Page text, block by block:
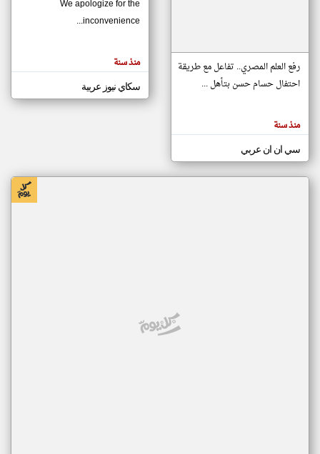
مصادر الأخبار من موريتانيا
اخبار موريتانيا على مدار الساعة
أهم اخبار موريتانيا العاجلة والمباشرة
المقالات
الموجوده
هنا عن
رفع العلم المصري.. تفاعل مع طريقة
احتفال حسام حسن بتأهل ...
منذ سنة
سي ان ان عربي
We apologize for the
inconvenience...
منذ سنة
سكاي نيوز عربية
klyoum.com